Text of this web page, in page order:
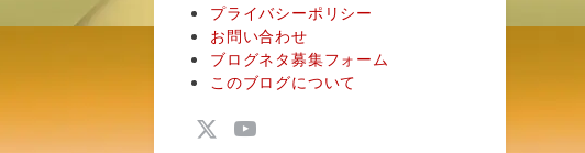
プライバシーポリシー
お問い合わせ
ブログネタ募集フォーム
このブログについて